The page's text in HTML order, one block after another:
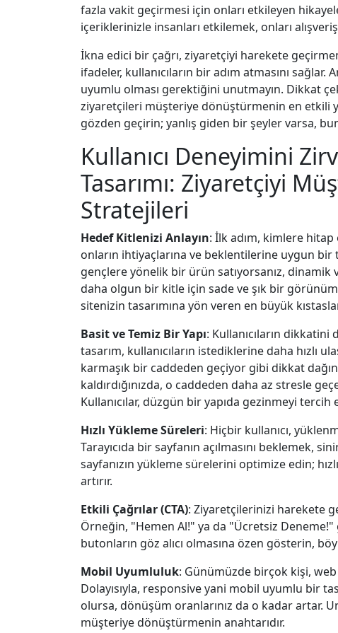
fazla vakit geçirmesi için onları etkileyen
içeriklerinizle insanları etkilemek, onları
İkna edici bir çağrı, ziyaretçiyi harekete
ifadeler, kullanıcıların bir adım atmasını sağlar.
uyumlu olması gerektiğini unutmayın. Dikkat
ziyaretçileri müşteriye dönüştürmenin en etkili
gözden geçirin; yanlış giden bir şeyler varsa,
Kullanıcı Deneyimini
Tasarımı: Ziyaretçiyi
Stratejileri
Hedef Kitlenizi Anlayın: İlk adım, kimlere
onların ihtiyaçlarına ve beklentilerine uygun bir
gençlere yönelik bir ürün satıyorsanız,
daha olgun bir kitle için sade ve şık bir
sitenizin tasarımına yön veren en büyük
Basit ve Temiz Bir Yapı: Kullanıcıların dikkatini
tasarım, kullanıcıların istediklerine daha hızlı
karmaşık bir caddeden geçiyor gibi dikkat
kaldırdığınızda, o caddeden daha az stresle
Kullanıcılar, düzgün bir yapıda gezinmeyi tercih
Hızlı Yükleme Süreleri: Hiçbir kullanıcı,
Tarayıcıda bir sayfanın açılmasını beklemek,
sayfanızın yükleme sürelerini optimize edin;
artırır.
Etkili Çağrılar (CTA): Ziyaretçilerinizi harekete
Örneğin, "Hemen Al!" ya da "Ücretsiz Deneme!"
butonların göz alıcı olmasına özen gösterin,
Mobil Uyumluluk: Günümüzde birçok kişi,
Dolayısıyla, responsive yani mobil uyumlu bir
olursa, dönüşüm oranlarınız da o kadar artar.
müşteriye dönüştürmenin anahtarıdır.